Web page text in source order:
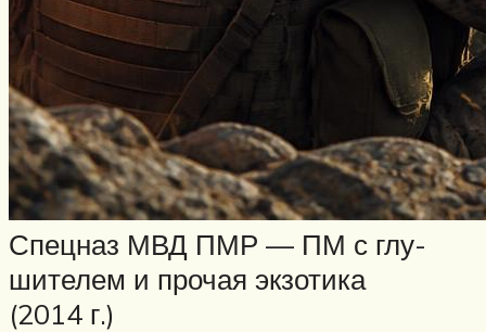
Спецназ МВД ПМР — ПМ с глу-
шителем и прочая экзотика
(2014 г.)